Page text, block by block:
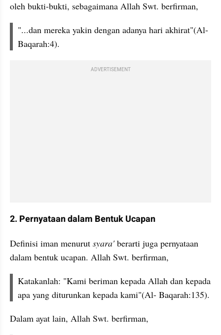
oleh bukti-bukti, sebagaimana Allah Swt. berfirman,
"...dan mereka yakin dengan adanya hari akhirat"(Al-
Baqarah:4).
ADVERTISEMENT
2. Pernyataan dalam Bentuk Ucapan
Definisi iman menurut syara' berarti juga pernyataan
dalam bentuk ucapan. Allah Swt. berfirman,
Katakanlah: "Kami beriman kepada Allah dan kepada
apa yang diturunkan kepada kami"(Al- Baqarah:135).
Dalam ayat lain, Allah Swt. berfirman,